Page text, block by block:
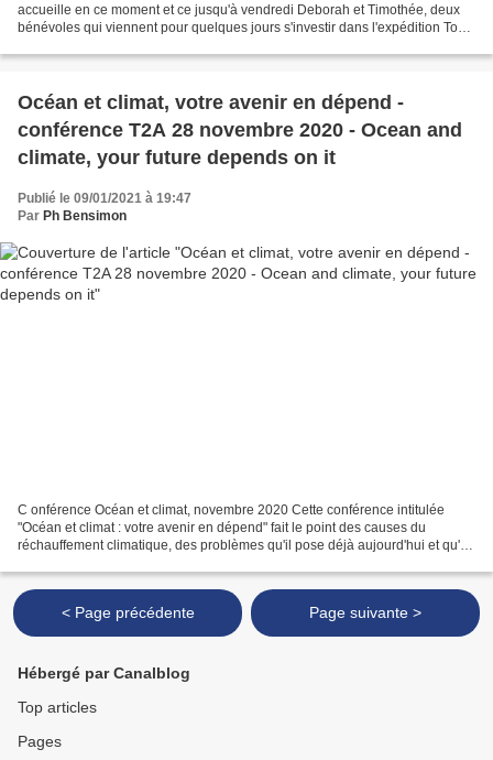
accueille en ce moment et ce jusqu'à vendredi Deborah et Timothée, deux
bénévoles qui viennent pour quelques jours s'investir dans l'expédition Tour
Océan et climat, votre avenir en dépend -
conférence T2A 28 novembre 2020 - Ocean and
climate, your future depends on it
Publié le 09/01/2021 à 19:47
Par Ph Bensimon
C onférence Océan et climat, novembre 2020 Cette conférence intitulée
"Océan et climat : votre avenir en dépend" fait le point des causes du
réchauffement climatique, des problèmes qu'il pose déjà aujourd'hui et qu'il
< Page précédente Page suivante >
Hébergé par Canalblog
Top articles
Pages